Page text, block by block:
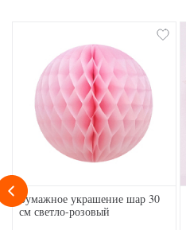
Бумажное украшение шар 30
см светло-розовый